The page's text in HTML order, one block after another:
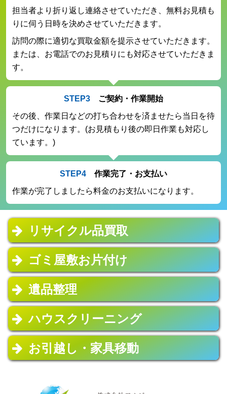
担当者より折り返し連絡させていただき、無料お見積も
りに伺う日時を決めさせていただきます。
訪問の際に適切な買取金額を提示させていただきます。
または、お電話でのお見積りにも対応させていただきま
す。
STEP3 ご契約・作業開始
その後、作業日などの打ち合わせを済ませたら当日を待
つだけになります。(お見積もり後の即日作業も対応し
ています。)
STEP4 作業完了・お支払い
作業が完了しましたら料金のお支払いになります。
リサイクル品買取
ゴミ屋敷お片付け
遺品整理
ハウスクリーニング
お引越し・家具移動